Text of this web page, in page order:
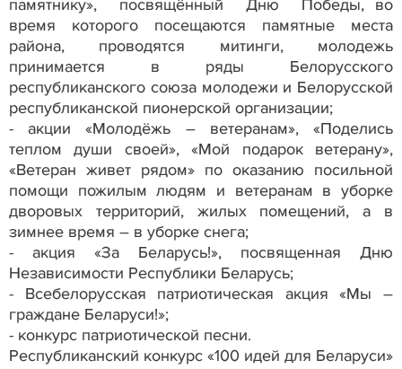
памятнику», посвящённый Дню Победы, во
время которого посещаются памятные места
района, проводятся митинги, молодежь
принимается в ряды Белорусского
республиканского союза молодежи и Белорусской
республиканской пионерской организации;
- акции «Молодёжь – ветеранам», «Поделись
теплом души своей», «Мой подарок ветерану»,
«Ветеран живет рядом» по оказанию посильной
помощи пожилым людям и ветеранам в уборке
дворовых территорий, жилых помещений, а в
зимнее время – в уборке снега;
- акция «За Беларусь!», посвященная Дню
Независимости Республики Беларусь;
- Всебелорусская патриотическая акция «Мы –
граждане Беларуси!»;
- конкурс патриотической песни.
Республиканский конкурс «100 идей для Беларуси»